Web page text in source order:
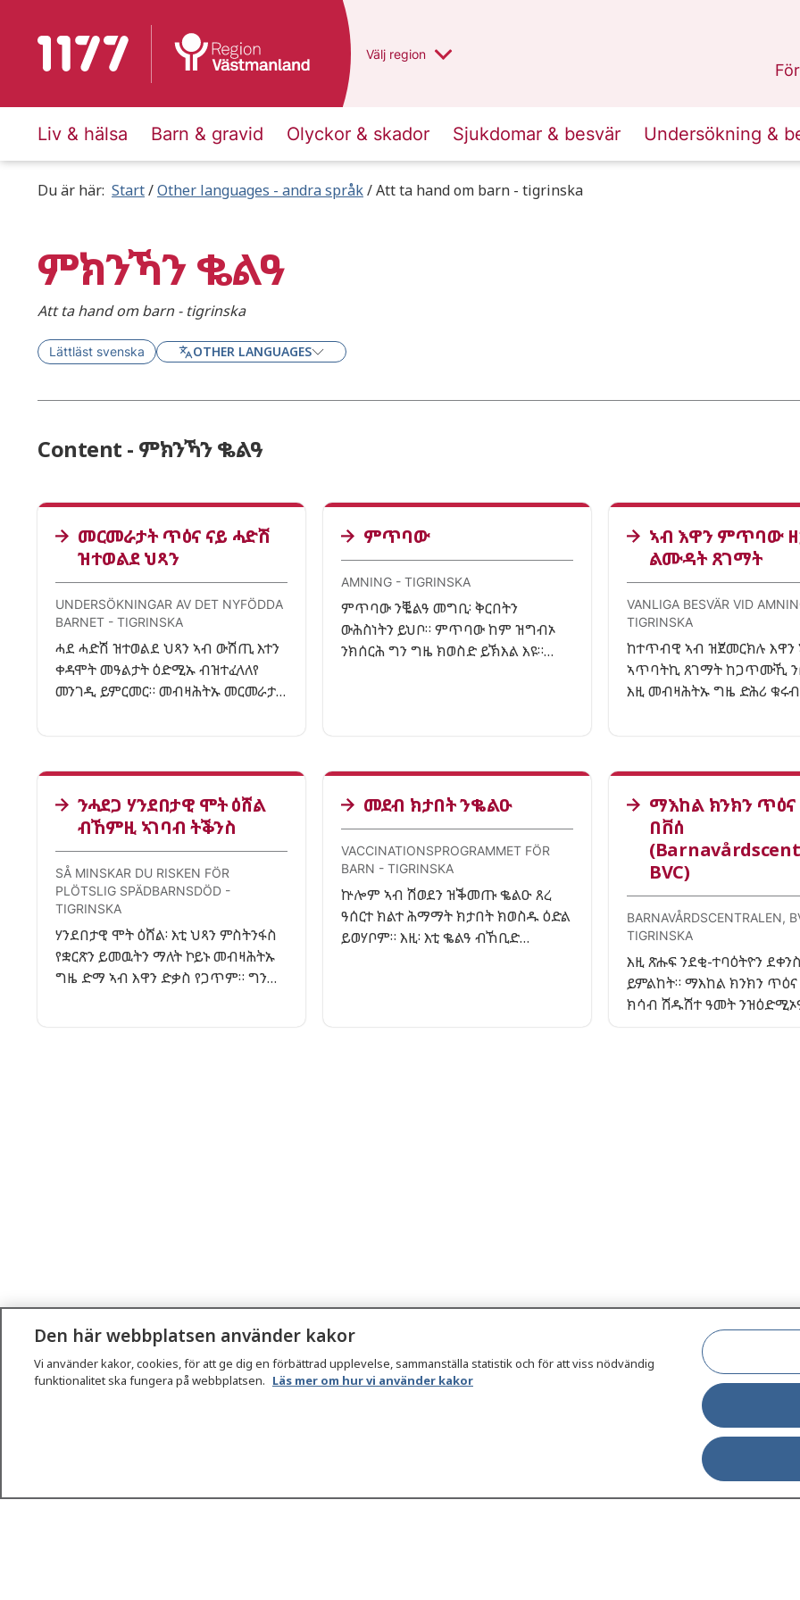
To start page for 1177 Du har valt region
Välj en annan
region
Liv & hälsa Barn & gravid Olyckor & skador Sjukdomar & besvär Undersökning &
Du är här: Start Other languages - andra språk Att ta hand om barn - tigrinska
ምክንኻን ቈልዓ
Att ta hand om barn - tigrinska
Lättläst svenska OTHER LANGUAGES
Content - ምክንኻን ቈልዓ
መርመራታት ጥዕና ናይ ሓድሽ
ዝተወልደ ህጻን
UNDERSÖKNINGAR AV DET NYFÖDDA
BARNET - TIGRINSKA
ሓደ ሓድሽ ዝተወልደ ህጻን ኣብ ውሽጢ እተን
ቀዳሞት መዓልታት ዕድሚኡ ብዝተፈላለየ
መንገዲ ይምርመር። መብዛሕትኡ መርመራታት
ምኻድ ከድልየኩም ይኽእል እዩ።
ምጥባው
AMNING - TIGRINSKA
ምጥባው ንቘልዓ መግቢ፡ ቅርበትን
ውሕስነትን ይህቦ። ምጥባው ከም ዝግብኦ
ንክሰርሕ ግን ግዜ ክወስድ ይኽእል እዩ።
ኣብ እዋን ምጥባው
ልሙዳት ጸገማት
VANLIGA BESVÄR VID
TIGRINSKA
ከተጥብዊ ኣብ ዝጀመርክሉ እዋን
ኣጥባትኪ ጸገማት ከጋጥሙኺ
እዚ መብዛሕትኡ ግዜ ድሕሪ
ንሓደጋ ሃንደበታዊ ሞት ዕሸል
ብኸምዚ ኣገባብ ትቕንስ
SÅ MINSKAR DU RISKEN FÖR
PLÖTSLIG SPÄDBARNSDÖD -
TIGRINSKA
ሃንደበታዊ ሞት ዕሸል፡ እቲ ህጻን ምስትንፋስ
የቋርጽን ይመዉትን ማለት ኮይኑ መብዛሕትኡ
ግዜ ድማ ኣብ እዋን ድቃስ የጋጥም። ግን
መደብ ክታበት ንቈልዑ
VACCINATIONSPROGRAMMET FÖR
BARN - TIGRINSKA
ኵሎም ኣብ ሽወደን ዝቕመጡ ቈልዑ ጸረ
ዓሰርተ ክልተ ሕማማት ክታበት ክወስዱ ዕድል
ይወሃቦም። እዚ፡ እቲ ቈልዓ ብኸቢድ
ማእከል ክንክን ጥዕና
በቨሰ
BVC)
BARNAVÅRDSCENTRALEN,
TIGRINSKA
እዚ ጽሑፍ ንደቂ-ተባዕትዮን
ይምልከት። ማእከል ክንክን
ክሳብ ሽዱሽተ ዓመት
Den här webbplatsen använder kakor
Vi använder kakor, cookies, för att ge dig en förbättrad upplevelse, sammanställa statistik och för att viss nödvändig
funktionalitet ska fungera på webbplatsen. Läs mer om hur vi använder kakor